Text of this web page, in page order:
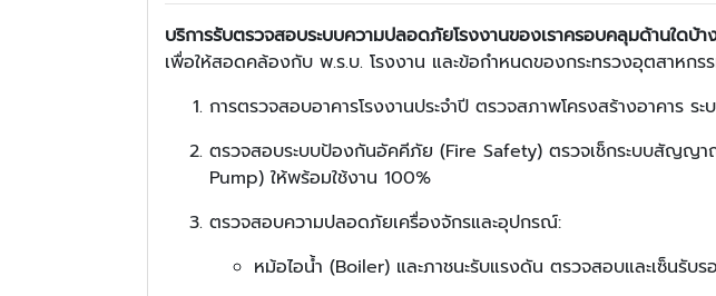
บริการรับตรวจสอบระบบความปลอดภัยโรงงานของเราครอบคลุมด้านใดบ้า
เพื่อให้สอดคล้องกับ พ.ร.บ. โรงงาน และข้อกำหนดของกระทรวงอุตสาหก
การตรวจสอบอาคารโรงงานประจำปี ตรวจสภาพโครงสร้างอาคาร
ตรวจสอบระบบป้องกันอัคคีภัย (Fire Safety) ตรวจเช็กระบบสัญญ
Pump) ให้พร้อมใช้งาน 100%
ตรวจสอบความปลอดภัยเครื่องจักรและอุปกรณ์:
หม้อไอน้ำ (Boiler) และภาชนะรับแรงดัน ตรวจสอบและเซ็นรับ